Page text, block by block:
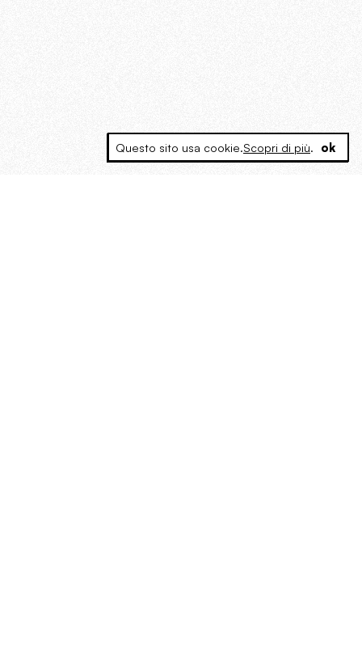
Questo sito usa cookie.Scopri di più. ok